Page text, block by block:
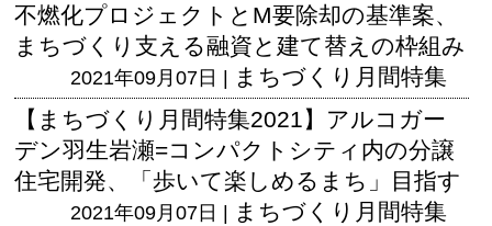
不燃化プロジェクトとM要除却の基準案、
まちづくり支える融資と建て替えの枠組み
2021年09月07日 | まちづくり月間特集
【まちづくり月間特集2021】アルコガー
デン羽生岩瀬=コンパクトシティ内の分譲
住宅開発、「歩いて楽しめるまち」目指す
2021年09月07日 | まちづくり月間特集